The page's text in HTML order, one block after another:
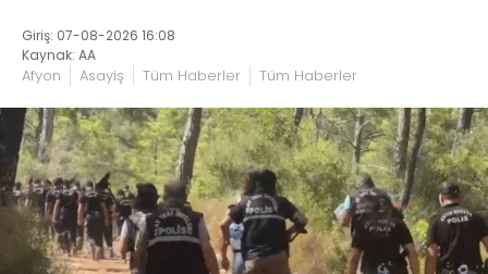
Giriş: 07-08-2026 16:08
Kaynak: AA
Afyon Asayiş Tüm Haberler Tüm Haberler